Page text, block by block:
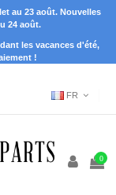
au 23 août. Nouvelles
24 août.
les vacances d'été,
!
FR
0